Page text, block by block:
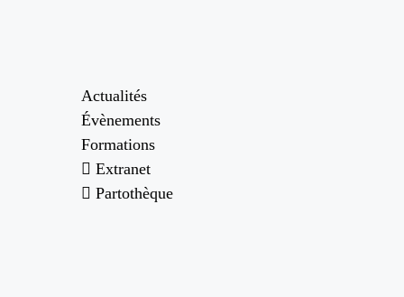
Actualités
Évènements
Formations
Extranet
Partothèque